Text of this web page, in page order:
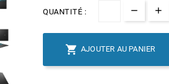
QUANTITÉ :
 AJOUTER AU PANIER